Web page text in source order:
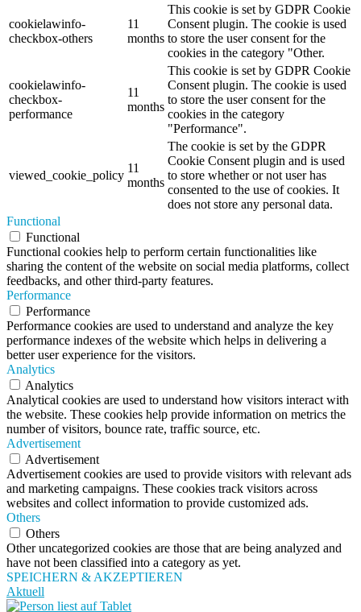
cookielawinfo-
checkbox-others
11
months
This cookie is set by GDPR Cookie
Consent plugin. The cookie is used
to store the user consent for the
cookies in the category "Other.
cookielawinfo-
checkbox-
performance
11
months
This cookie is set by GDPR Cookie
Consent plugin. The cookie is used
to store the user consent for the
cookies in the category
"Performance".
viewed_cookie_policy
11
months
The cookie is set by the GDPR
Cookie Consent plugin and is used
to store whether or not user has
consented to the use of cookies. It
does not store any personal data.
Functional
Functional
Functional cookies help to perform certain functionalities like
sharing the content of the website on social media platforms, collect
feedbacks, and other third-party features.
Performance
Performance
Performance cookies are used to understand and analyze the key
performance indexes of the website which helps in delivering a
better user experience for the visitors.
Analytics
Analytics
Analytical cookies are used to understand how visitors interact with
the website. These cookies help provide information on metrics the
number of visitors, bounce rate, traffic source, etc.
Advertisement
Advertisement
Advertisement cookies are used to provide visitors with relevant ads
and marketing campaigns. These cookies track visitors across
websites and collect information to provide customized ads.
Others
Others
Other uncategorized cookies are those that are being analyzed and
have not been classified into a category as yet.
SPEICHERN & AKZEPTIEREN
Aktuell